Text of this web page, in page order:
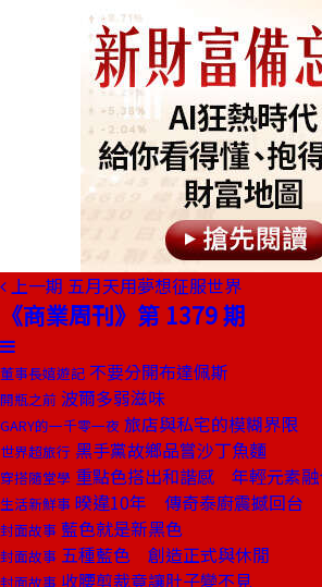
上一期 五月天用夢想征服世界
《商業周刊》第 1379 期
董事長嬉遊記 不要分開布達佩斯
開瓶之前 波爾多弱滋味
GARY的一千零一夜 旅店與私宅的模糊界限
世界超旅行 黑手黨故鄉品嘗沙丁魚麵
穿搭隨堂學 重點色搭出和諧感 年輕元素融
生活新鮮事 暌違10年 傳奇泰廚震撼回台
封面故事 藍色就是新黑色
封面故事 五種藍色 創造正式與休閒
封面故事 收腰剪裁竟讓肚子變不見